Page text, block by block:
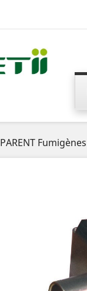
PARENT Fumigènes